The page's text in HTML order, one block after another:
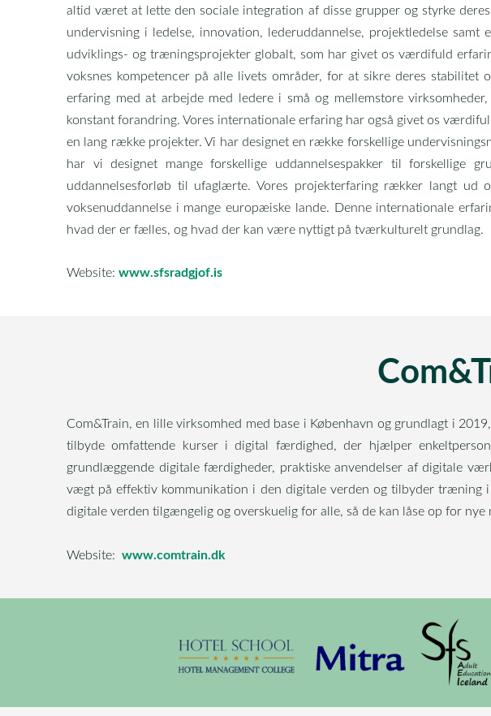
altid været at lette den sociale integration af disse grupper og styrke
undervisning i ledelse, innovation, lederuddannelse, projektledelse
udviklings- og træningsprojekter globalt, som har givet os værdifuld
voksnes kompetencer på alle livets områder, for at sikre deres
erfaring med at arbejde med ledere i små og mellemstore
konstant forandring. Vores internationale erfaring har også givet os
en lang række projekter. Vi har designet en række forskellige
har vi designet mange forskellige uddannelsespakker til forskellige
uddannelsesforløb til ufaglærte. Vores projekterfaring rækker langt
voksenuddannelse i mange europæiske lande. Denne internationale
hvad der er fælles, og hvad der kan være nyttigt på tværkulturelt grundlag.
Website: www.sfsradgjof.is
Com&Train, en lille virksomhed med base i København og grundlagt i
tilbyde omfattende kurser i digital færdighed, der hjælper
grundlæggende digitale færdigheder, praktiske anvendelser af digitale
vægt på effektiv kommunikation i den digitale verden og tilbyder træning
digitale verden tilgængelig og overskuelig for alle, så de kan låse op for
Website: www.comtrain.dk